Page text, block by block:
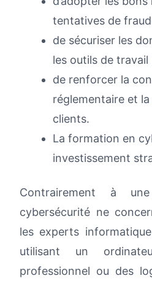
tentatives de
de sécuriser les
les outils de travail
de renforcer la
réglementaire et
clients.
La formation en
investissement
Contrairement à
cybersécurité ne
les experts
utilisant un
professionnel ou des